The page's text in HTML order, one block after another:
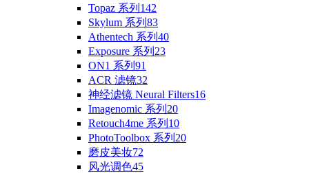
Topaz 系列 142
Skylum 系列 83
Athentech 系列 40
Exposure 系列 23
ON1 系列 91
ACR 滤镜32
神经滤镜 Neural Filters16
Imagenomic 系列 20
Retouch4me 系列 10
PhotoToolbox 系列 20
磨皮美妆72
风光调色45